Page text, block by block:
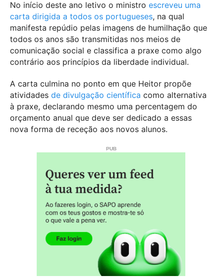
No início deste ano letivo o ministro escreveu uma
carta dirigida a todos os portugueses, na qual
manifesta repúdio pelas imagens de humilhação que
todos os anos são transmitidas nos meios de
comunicação social e classifica a praxe como algo
contrário aos princípios da liberdade individual.
A carta culmina no ponto em que Heitor propõe
atividades de divulgação científica como alternativa
à praxe, declarando mesmo uma percentagem do
orçamento anual que deve ser dedicado a essas
nova forma de receção aos novos alunos.